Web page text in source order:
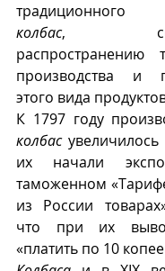
колбас,
распространению
производства и
этого вида
колбас увеличилось
их начали
таможенном
из России
что при их
«платить по 10